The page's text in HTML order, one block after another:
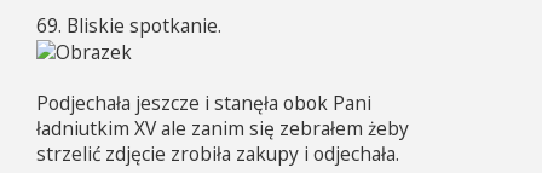
t
69. Bliskie spotkanie.
Podjechała jeszcze i stanęła obok Pani
ładniutkim XV ale zanim się zebrałem żeby
strzelić zdjęcie zrobiła zakupy i odjechała.